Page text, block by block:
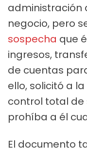
administración
negocio, pero
sospecha que
ingresos,
de cuentas
ello, solicitó a
control total de
prohíba a él
El documento